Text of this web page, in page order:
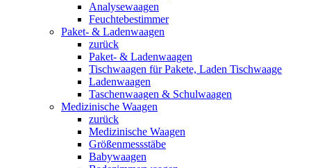
Analysewaagen
Feuchtebestimmer
Paket- & Ladenwaagen
zurück
Paket- & Ladenwaagen
Tischwaagen für Pakete, Laden Tischwaage
Ladenwaagen
Taschenwaagen & Schulwaagen
Medizinische Waagen
zurück
Medizinische Waagen
Größenmessstäbe
Babywaagen